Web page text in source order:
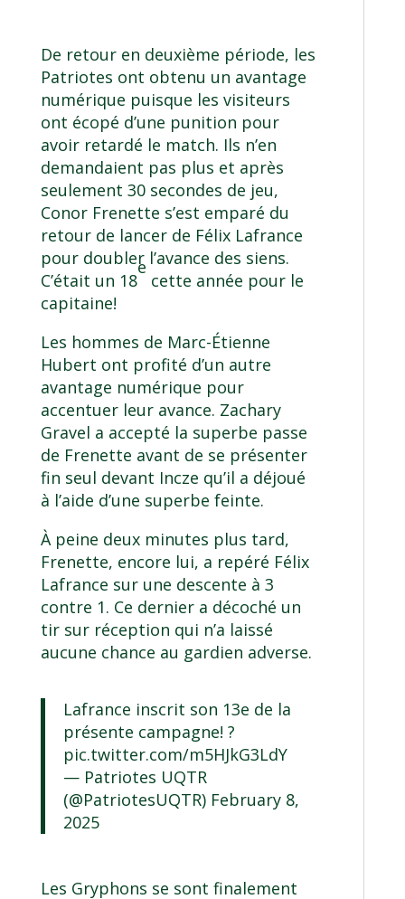
De retour en deuxième période, les
Patriotes ont obtenu un avantage
numérique puisque les visiteurs
ont écopé d’une punition pour
avoir retardé le match. Ils n’en
demandaient pas plus et après
seulement 30 secondes de jeu,
Conor Frenette s’est emparé du
retour de lancer de Félix Lafrance
pour doubler l’avance des siens.
C’était un 18
e
cette année pour le
capitaine!
Les hommes de Marc-Étienne
Hubert ont profité d’un autre
avantage numérique pour
accentuer leur avance. Zachary
Gravel a accepté la superbe passe
de Frenette avant de se présenter
fin seul devant Incze qu’il a déjoué
à l’aide d’une superbe feinte.
À peine deux minutes plus tard,
Frenette, encore lui, a repéré Félix
Lafrance sur une descente à 3
contre 1. Ce dernier a décoché un
tir sur réception qui n’a laissé
aucune chance au gardien adverse.
Lafrance inscrit son 13e de la
présente campagne! ?
pic.twitter.com/m5HJkG3LdY
— Patriotes UQTR
(@PatriotesUQTR) February 8,
2025
Les Gryphons se sont finalement